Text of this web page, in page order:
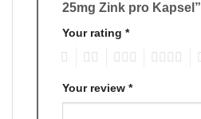
25mg Zink pro Kapsel”
Your rating *
Your review *